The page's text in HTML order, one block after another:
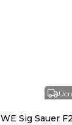
WE Sig Sauer